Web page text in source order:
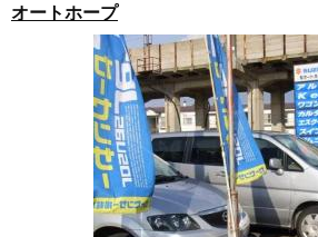
オートホープ